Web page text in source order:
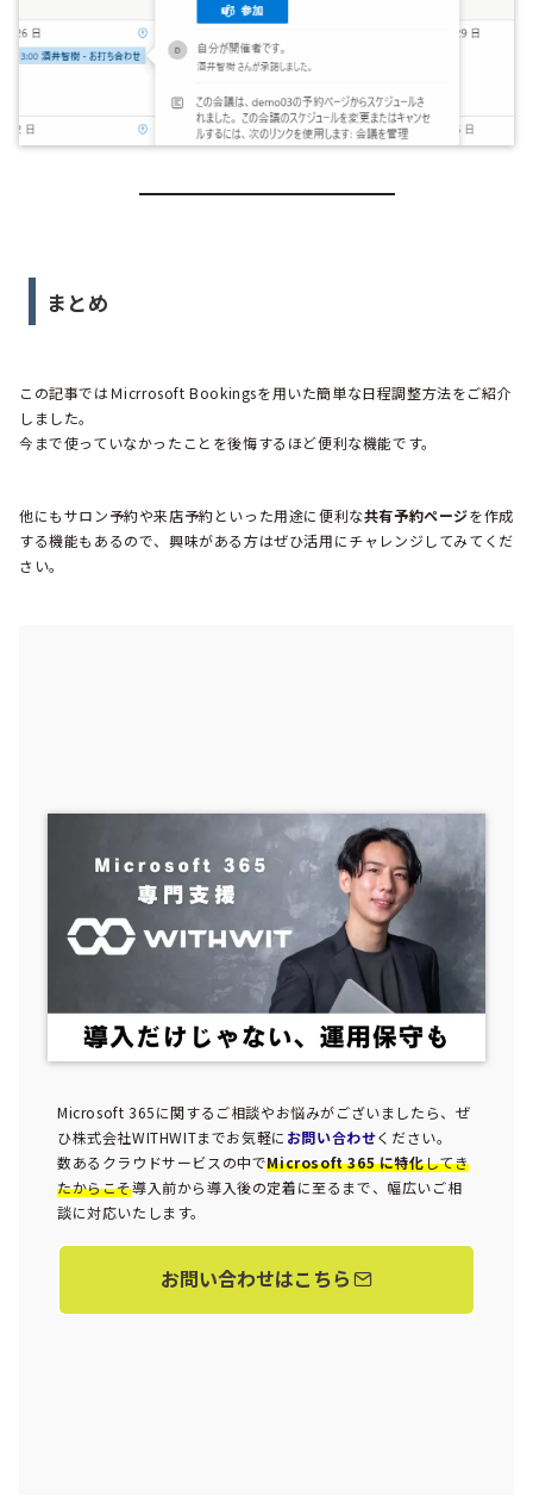
まとめ
この記事ではＭicrrosoft Bookingsを用いた簡単な日程調整方法をご紹介
しました。
今まで使っていなかったことを後悔するほど便利な機能です。
他にもサロン予約や来店予約といった用途に便利な共有予約ページを作成
する機能もあるので、興味がある方はぜひ活用にチャレンジしてみてくだ
さい。
Microsoft 365に関するご相談やお悩みがございましたら、ぜ
ひ株式会社WITHWITまでお気軽に お問い合わせください。
数あるクラウドサービスの中でMicrosoft 365 に特化してき
たからこそ導入前から導入後の定着に至るまで、幅広いご相
談に対応いたします。
お問い合わせはこちら